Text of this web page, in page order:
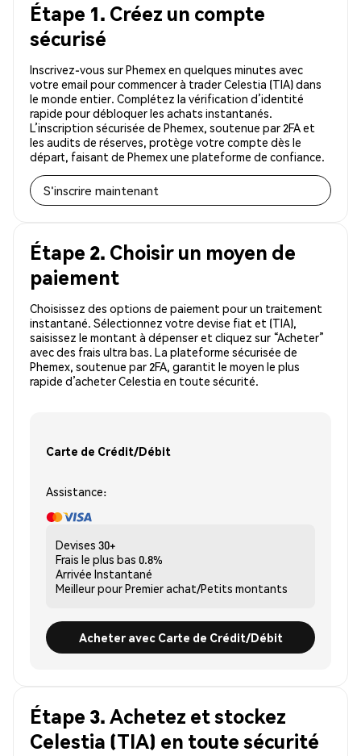
Étape 1. Créez un compte
sécurisé
Inscrivez-vous sur Phemex en quelques minutes avec
votre email pour commencer à trader Celestia (TIA) dans
le monde entier. Complétez la vérification d’identité
rapide pour débloquer les achats instantanés.
L’inscription sécurisée de Phemex, soutenue par 2FA et
les audits de réserves, protège votre compte dès le
départ, faisant de Phemex une plateforme de confiance.
S'inscrire maintenant
Étape 2. Choisir un moyen de
paiement
Choisissez des options de paiement pour un traitement
instantané. Sélectionnez votre devise fiat et (TIA),
saisissez le montant à dépenser et cliquez sur “Acheter”
avec des frais ultra bas. La plateforme sécurisée de
Phemex, soutenue par 2FA, garantit le moyen le plus
rapide d’acheter Celestia en toute sécurité.
Carte de Crédit/Débit
Assistance:
Devises 30+
Frais le plus bas 0.8%
Arrivée Instantané
Meilleur pourPremier achat/Petits montants
Acheter avec Carte de Crédit/Débit
Étape 3. Achetez et stockez
Celestia (TIA) en toute sécurité